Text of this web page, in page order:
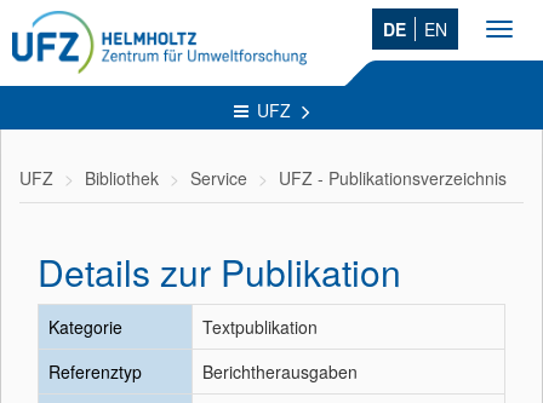
DE EN
UFZ
UFZ Bibliothek Service UFZ - Publikationsverzeichnis
Details zur Publikation
Kategorie
Textpublikation
Referenztyp
Berichtherausgaben